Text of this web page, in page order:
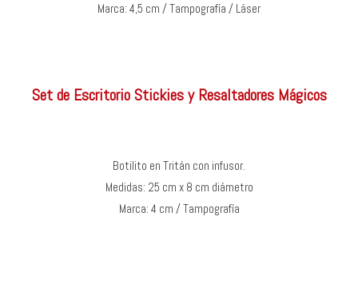
Marca: 4,5 cm / Tampografía / Láser
Set de Escritorio Stickies y Resaltadores Mágicos
Botilito en Tritán con infusor.
Medidas: 25 cm x 8 cm diámetro
Marca: 4 cm / Tampografía